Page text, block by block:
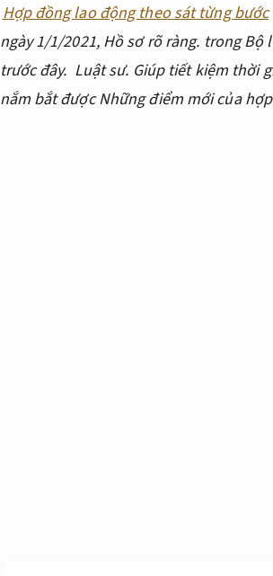
Hợp đồng lao động theo sát từng bước
ngày 1/1/2021, Hồ sơ rõ ràng. trong Bộ
trước đây. Luật sư. Giúp tiết kiệm thời
nắm bắt được Những điểm mới của